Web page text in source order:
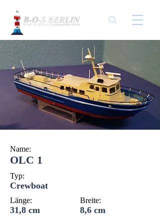
Name:
OLC 1
Typ:
Crewboat
Länge: Breite:
31,8 cm 8,6 cm